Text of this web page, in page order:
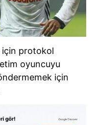
için protokol
oyuncuyu
için